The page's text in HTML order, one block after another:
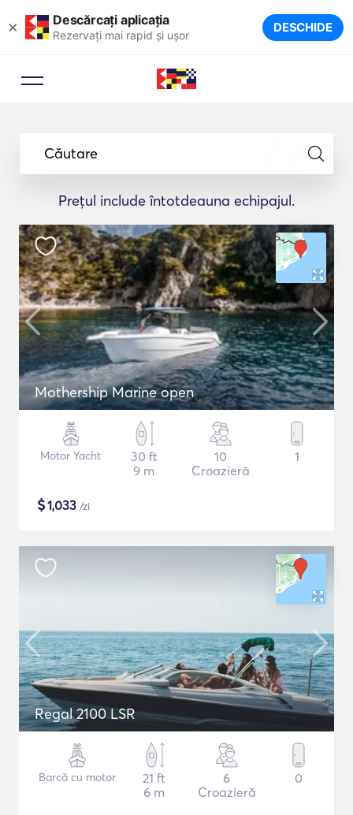
× Descărcați aplicația
Rezervați mai rapid și ușor DESCHIDE
Căutare
Prețul include întotdeauna echipajul.
Mothership Marine open
Motor Yacht
30 ft
9 m
10
Croazieră
1
$1,033 /zi
Regal 2100 LSR
Barcă cu motor
21 ft
6 m
6
Croazieră
0